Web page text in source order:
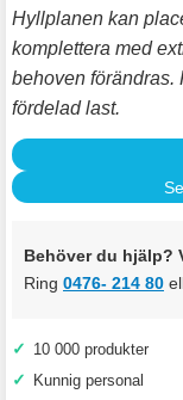
Hyllplanen kan
komplettera med
behoven förändras.
fördelad last.
Behöver du hjälp?
Ring 0476- 214 80
✓ 10 000 produkter
✓ Kunnig personal